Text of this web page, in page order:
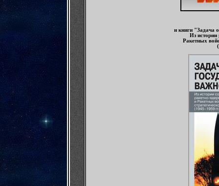
и книги "Задача
Из истории
Ракетных